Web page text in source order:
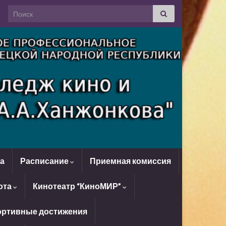
Search for:
Расписание Приемная комиссия
Кинотеатр “КиноМИР”
достижения